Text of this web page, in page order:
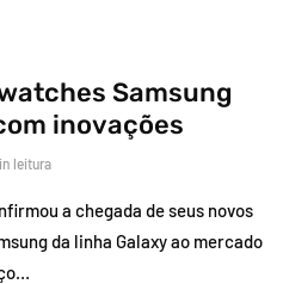
Samsung
inovações
leitura
a chegada de seus novos
da linha Galaxy ao mercado